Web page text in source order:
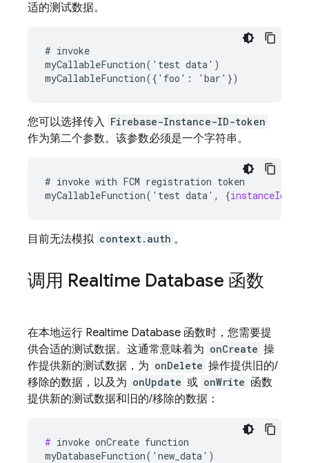
适的测试数据。
# invoke
myCallableFunction('test data')
您可以选择传入 Firebase-Instance-ID-token
作为第二个参数。该参数必须是一个字符串。
# invoke with FCM registration token
myCallableFunction(' test data', {
目前无法模拟 context.auth 。
调用 Realtime Database 函数
在本地运行 Realtime Database 函数时，您需要提
供合适的测试数据。这通常意味着为 onCreate 操
作提供新的测试数据，为 onDelete 操作提供旧的/
移除的数据，以及为 onUpdate 或 onWrite 函数
提供新的测试数据和旧的/移除的数据：
# invoke onCreate function
myDatabaseFunction('new_data')